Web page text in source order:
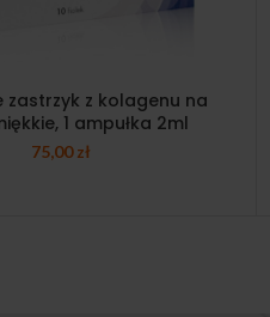
zastrzyk z kolagenu na
1 ampułka 2ml
75,00zł